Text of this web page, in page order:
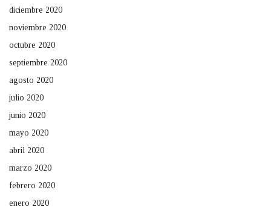
diciembre 2020
noviembre 2020
octubre 2020
septiembre 2020
agosto 2020
julio 2020
junio 2020
mayo 2020
abril 2020
marzo 2020
febrero 2020
enero 2020